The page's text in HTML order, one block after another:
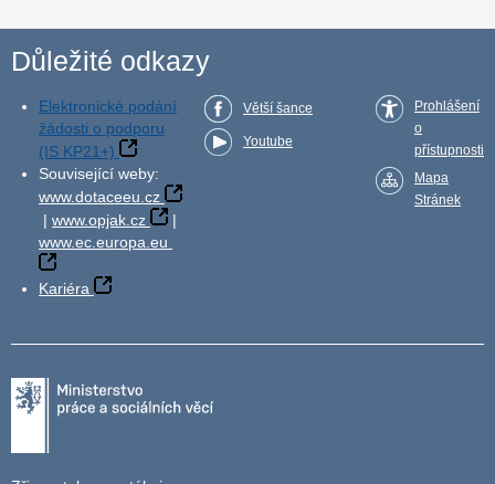
Důležité odkazy
Elektronické podání
žádosti o podporu
(IS KP21+)
Související weby:
www.dotaceeu.cz
| www.opjak.cz
|
www.ec.europa.eu
Kariéra
Větší šance
Youtube
Prohlášení
o
přístupnosti
Mapa
Stránek